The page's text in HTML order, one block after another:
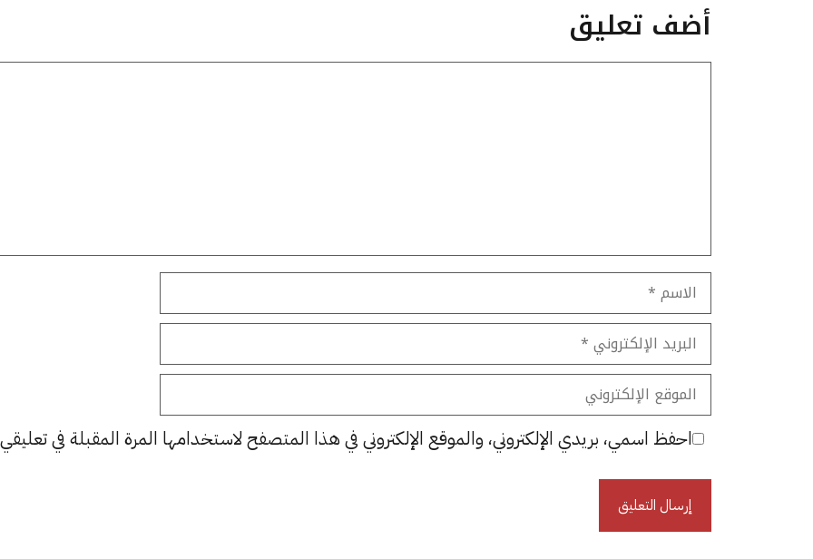
أضف تعليق
الاسم
البريد
الإلكتروني
الموقع
الإلكتروني
احفظ اسمي، بريدي الإلكتروني، والموقع الإلكتروني في هذا المتصفح لاستخدامها المرة المقبلة في